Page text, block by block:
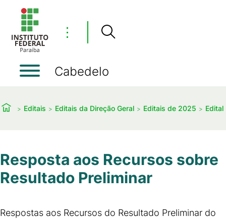
⋮
Cabedelo
Editais Editais da Direção Geral Editais de 2025 Edital
Resposta aos Recursos sobre
Resultado Preliminar
Respostas aos Recursos do Resultado Preliminar do